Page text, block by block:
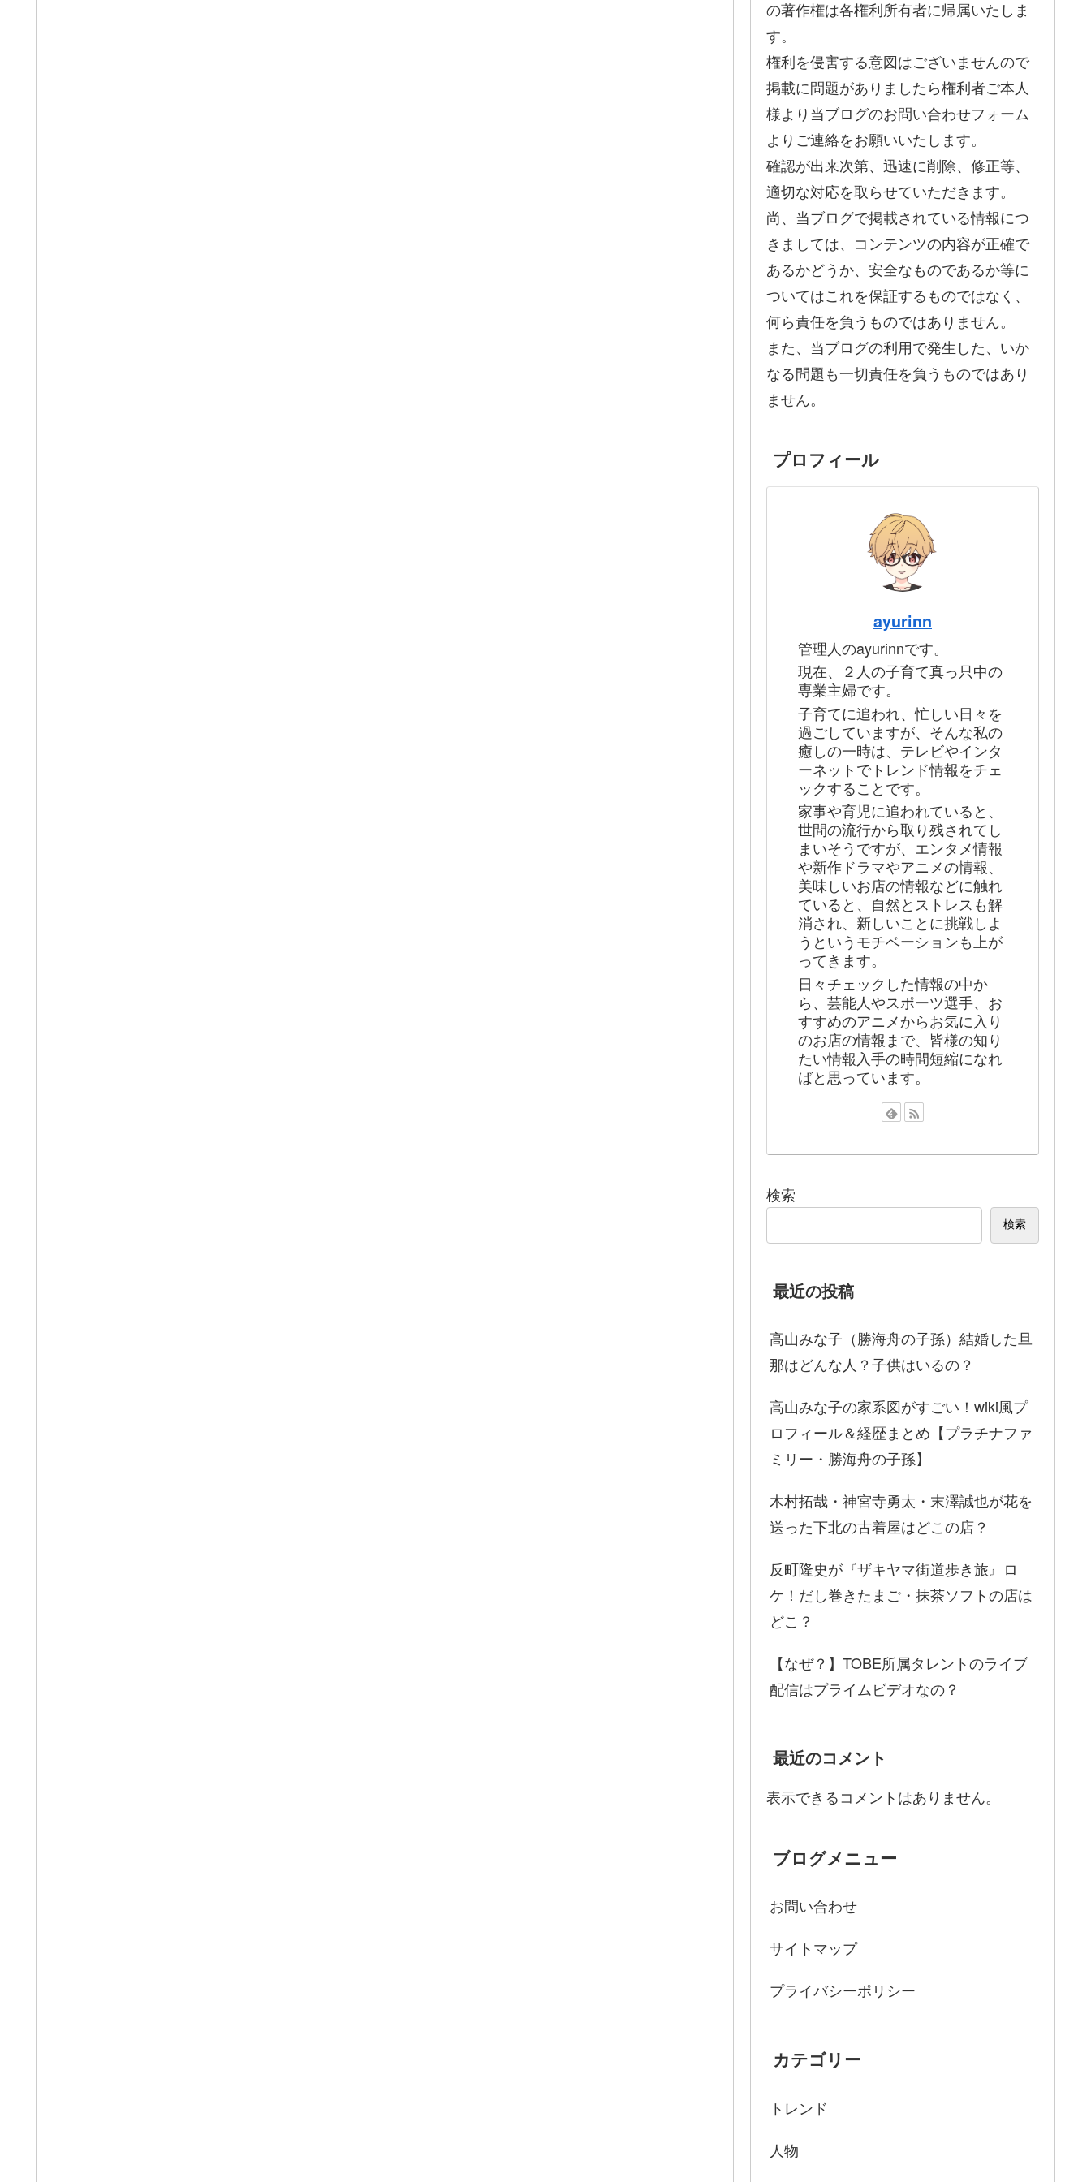
の著作権は各権利所有者に帰属いたしま
す。
権利を侵害する意図はございませんので
掲載に問題がありましたら権利者ご本人
様より当ブログのお問い合わせフォーム
よりご連絡をお願いいたします。
確認が出来次第、迅速に削除、修正等、
適切な対応を取らせていただきます。
尚、当ブログで掲載されている情報につ
きましては、コンテンツの内容が正確で
あるかどうか、安全なものであるか等に
ついてはこれを保証するものではなく、
何ら責任を負うものではありません。
また、当ブログの利用で発生した、いか
なる問題も一切責任を負うものではあり
ません。
プロフィール
ayurinn
管理人のayurinnです。
現在、２人の子育て真っ只中の
専業主婦です。
子育てに追われ、忙しい日々を
過ごしていますが、そんな私の
癒しの一時は、テレビやインタ
ーネットでトレンド情報をチェ
ックすることです。
家事や育児に追われていると、
世間の流行から取り残されてし
まいそうですが、エンタメ情報
や新作ドラマやアニメの情報、
美味しいお店の情報などに触れ
ていると、自然とストレスも解
消され、新しいことに挑戦しよ
うというモチベーションも上が
ってきます。
日々チェックした情報の中か
ら、芸能人やスポーツ選手、お
すすめのアニメからお気に入り
のお店の情報まで、皆様の知り
たい情報入手の時間短縮になれ
ばと思っています。
検索
検索
最近の投稿
高山みな子（勝海舟の子孫）結婚した旦
那はどんな人？子供はいるの？
高山みな子の家系図がすごい！wiki風プ
ロフィール＆経歴まとめ【プラチナファ
ミリー・勝海舟の子孫】
木村拓哉・神宮寺勇太・末澤誠也が花を
送った下北の古着屋はどこの店？
反町隆史が『ザキヤマ街道歩き旅』ロ
ケ！だし巻きたまご・抹茶ソフトの店は
どこ？
【なぜ？】TOBE所属タレントのライブ
配信はプライムビデオなの？
最近のコメント
表示できるコメントはありません。
ブログメニュー
お問い合わせ
サイトマップ
プライバシーポリシー
カテゴリー
トレンド
人物